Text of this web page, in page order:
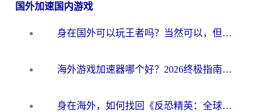
国外加速国内游戏
身在国外可以玩王者吗？当然可以，但你需要这份“加速”指南
海外游戏加速器哪个好？2026终极指南帮你畅玩国服+解决卡顿难题
身在海外，如何找回《反恐精英：全球攻势》国服的丝滑手感？一份给你的终极指南